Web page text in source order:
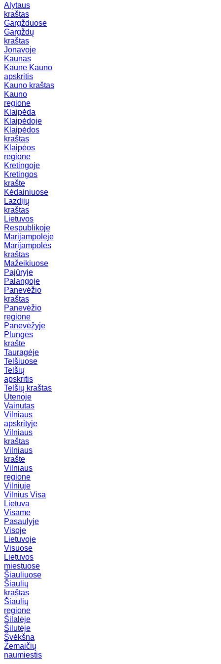
Alytaus
kraštas
Gargžduose
Gargždų
kraštas
Jonavoje
Kaunas
Kaune Kauno
apskritis
Kauno kraštas
Kauno
regione
Klaipėda
Klaipėdoje
Klaipėdos
kraštas
Klaipėos
regione
Kretingoje
Kretingos
krašte
Kėdainiuose
Lazdijų
kraštas
Lietuvos
Respublikoje
Marijampolėje
Marijampolės
kraštas
Mažeikiuose
Pajūryje
Palangoje
Panevėžio
kraštas
Panevėžio
regione
Panevėžyje
Plungės
krašte
Tauragėje
Telšiuose
Telšių
apskritis
Telšių kraštas
Utenoje
Vainutas
Vilniaus
apskrityje
Vilniaus
kraštas
Vilniaus
krašte
Vilniaus
regione
Vilniuje
Vilnius Visa
Lietuva
Visame
Pasaulyje
Visoje
Lietuvoje
Visuose
Lietuvos
miestuose
Šiauliuose
Šiaulių
kraštas
Šiaulių
regione
Šilalėje
Šilutėje
Švėkšna
Žemaičių
naumiestis